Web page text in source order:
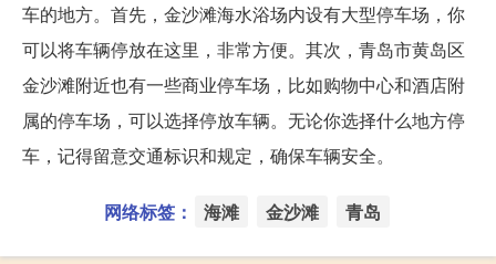
车的地方。首先，金沙滩海水浴场内设有大型停车场，你
可以将车辆停放在这里，非常方便。其次，青岛市黄岛区
金沙滩附近也有一些商业停车场，比如购物中心和酒店附
属的停车场，可以选择停放车辆。无论你选择什么地方停
车，记得留意交通标识和规定，确保车辆安全。
网络标签： 海滩 金沙滩 青岛